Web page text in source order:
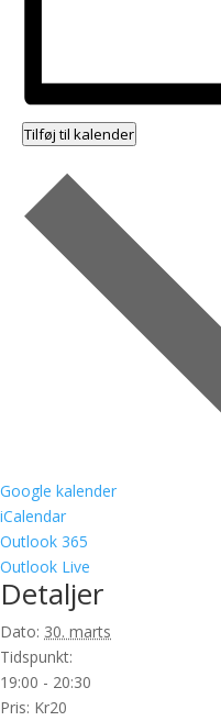
Tilføj til kalender
Google kalender
iCalendar
Outlook 365
Outlook Live
Detaljer
Dato: 30. marts
Tidspunkt:
19:00 - 20:30
Pris: Kr20